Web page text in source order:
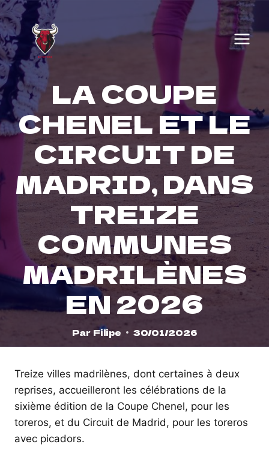
Skip
to
content
LA COUPE
CHENEL ET LE
CIRCUIT DE
MADRID, DANS
TREIZE
COMMUNES
MADRILÈNES
EN 2026
Par Filipe 30/01/2026
Treize villes madrilènes, dont certaines à deux
reprises, accueilleront les célébrations de la
sixième édition de la Coupe Chenel, pour les
toreros, et du Circuit de Madrid, pour les toreros
avec picadors.